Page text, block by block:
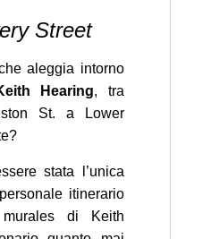
Street
aleggia intorno
Hearing, tra
St. a Lower
stata l’unica
itinerario
di Keith